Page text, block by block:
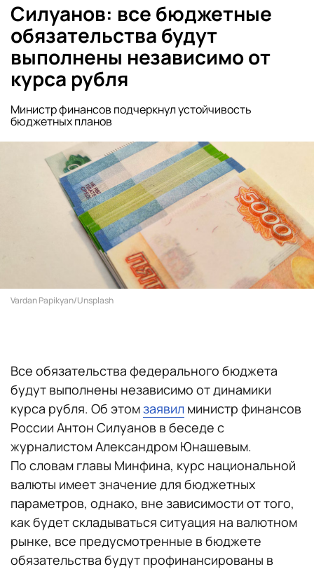
Силуанов: все бюджетные
обязательства будут
выполнены независимо от
курса рубля
Министр финансов подчеркнул устойчивость
бюджетных планов
Vardan Papikyan/Unsplash
Все обязательства федерального бюджета
будут выполнены независимо от динамики
курса рубля. Об этомзаявил министр финансов
России Антон Силуанов в беседе с
журналистом Александром Юнашевым.
По словам главы Минфина, курс национальной
валюты имеет значение для бюджетных
параметров, однако, вне зависимости от того,
как будет складываться ситуация на валютном
рынке, все предусмотренные в бюджете
обязательства будут профинансированы в